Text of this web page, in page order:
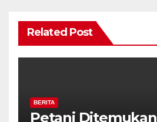
Related Post
BERITA
Petani Ditemukan